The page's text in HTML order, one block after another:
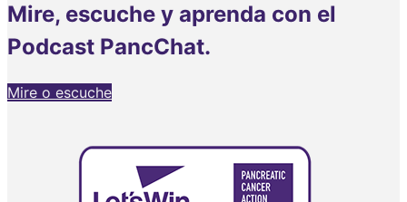
Mire, escuche y aprenda con el
Podcast PancChat.
Mire o escuche